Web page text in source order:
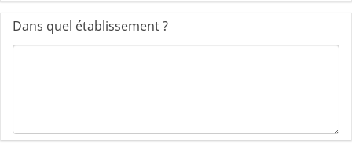
Dans quel établissement ?